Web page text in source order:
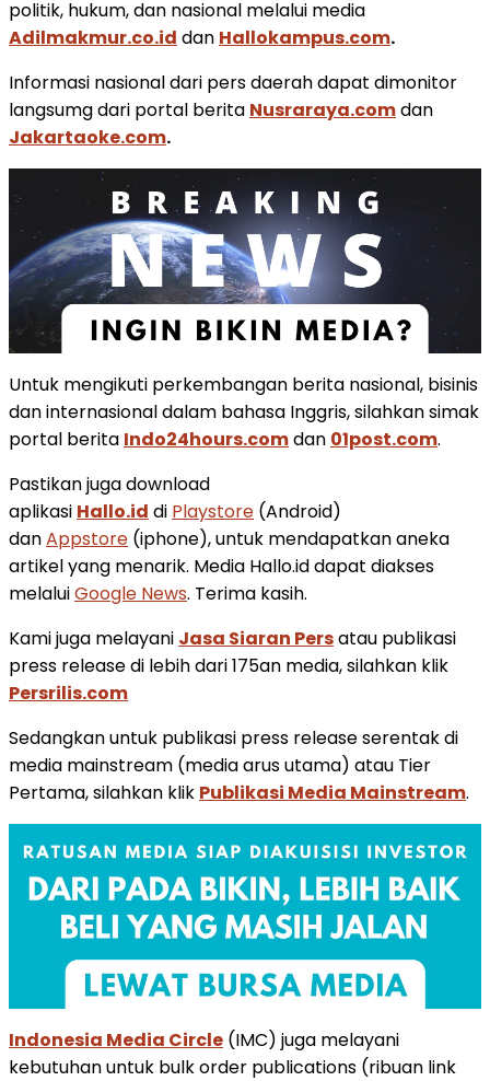
politik, hukum, dan nasional melalui media
Adilmakmur.co.id dan Hallokampus.com.
Informasi nasional dari pers daerah dapat dimonitor
langsumg dari portal berita Nusraraya.comdan
Jakartaoke.com.
Untuk mengikuti perkembangan berita nasional, bisinis
dan internasional dalam bahasa Inggris, silahkan simak
portal berita Indo24hours.comdan 01post.com.
Pastikan juga download
aplikasi Hallo.id di Playstore (Android)
danAppstore (iphone), untuk mendapatkan aneka
artikel yang menarik. Media Hallo.id dapat diakses
melaluiGoogle News. Terima kasih.
Kami juga melayani Jasa Siaran Persatau publikasi
press release di lebih dari 175an media, silahkan klik
Persrilis.com
Sedangkan untuk publikasi press release serentak di
media mainstream (media arus utama) atau Tier
Pertama, silahkan klik Publikasi Media Mainstream.
Indonesia Media Circle (IMC) juga melayani
kebutuhan untuk bulk order publications (ribuan link